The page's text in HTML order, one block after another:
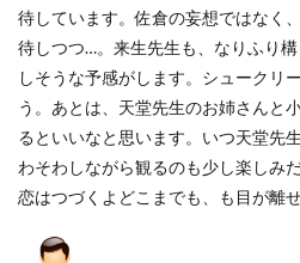
待しています。佐倉の妄想ではなく
待しつつ…。来生先生も、なりふり
しそうな予感がします。シュークリ
う。あとは、天堂先生のお姉さんと
るといいなと思います。いつ天堂先
わそわしながら観るのも少し楽しみ
恋はつづくよどこまでも、も目が離せ